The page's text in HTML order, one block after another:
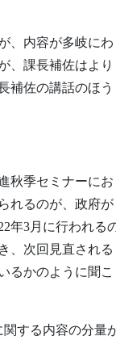
、内容が多岐にわ
、課長補佐はより
補佐の講話のほう
秋季セミナーにお
れるのが、政府が
年3月に行われる
、次回見直される
るかのように聞こ
する内容の分量